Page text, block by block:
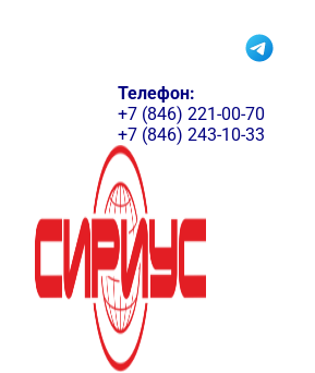
Телефон:
+7 (846) 221-00-70
+7 (846) 243-10-33